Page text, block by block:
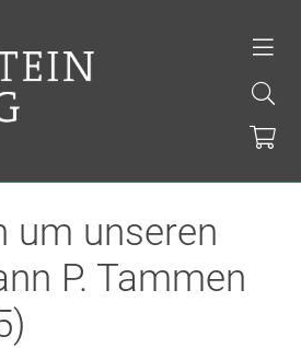
um unseren
P. Tammen